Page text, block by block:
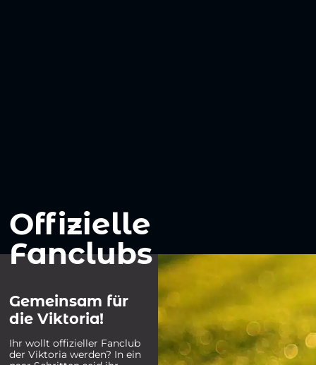
Offizielle
Fanclubs
Gemeinsam für
die Viktoria!
Ihr wollt offizieller Fanclub
der Viktoria werden? In ein